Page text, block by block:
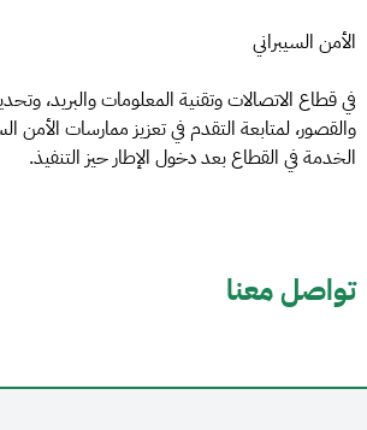
الأمن السيبراني
في قطاع الاتصالات وتقنية المعلومات والبريد،
والقصور، لمتابعة التقدم في تعزيز ممارسات الأمن
الخدمة في القطاع بعد دخول الإطار حيز التنفيذ.
تواصل معنا